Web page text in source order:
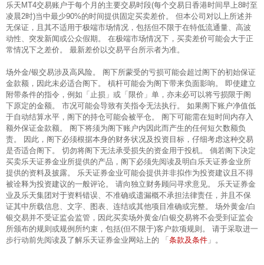
乐天MT4交易账户于每个月的主要交易时段(每个交易日香港时间早上8时至
凌晨2时)当中最少90%的时间提供固定买卖差价。 但本公司对以上所述并
无保证，且其不适用于极端市场情况，包括但不限于在特低流通量、高波
动性、突发新闻或公众假期。 在极端市场情况下，买卖差价可能会大于正
常情况下之差价。 最新差价以交易平台所示者为准。
场外金/银交易涉及高风险。 阁下所蒙受的亏损可能会超过阁下的初始保证
金款额，因此未必适合阁下。 槓杆可能会为阁下带来负面影响。 即使建立
附带条件的指令，例如「止损」或「限价」单，亦未必可以将亏损限于阁
下原定的金额。 市况可能会导致有关指令无法执行。 如果阁下账户净值低
于自动结算水平，阁下的持仓可能会被平仓。 阁下可能需在短时间内存入
额外保证金款额。 阁下将须为阁下账户内因此而产生的任何短欠数额负
责。 因此，阁下必须根据本身的财务状况及投资目标，仔细考虑这种交易
是否适合阁下。 切勿将阁下无法承受损失的资金用于投机。 倘若阁下决定
买卖乐天证券金业所提供的产品，阁下必须先阅读及明白乐天证券金业所
提供的资料及披露。 乐天证券金业可能会提供并非拟作为投资建议且不得
被诠释为投资建议的一般评论。 请向独立财务顾问寻求意见。 乐天证券金
业及乐天集团对于资料错误、不准确或遗漏概不承担法律责任，并且不保
证其中所载信息、文字、图表、连结或其他项目准确或完整。 场外黄金/白
银交易并不受证监会监管，因此买卖场外黄金/白银交易将不会受到证监会
所颁布的规则或规例所约束，包括(但不限于)客户款项规则。 请于采取进一
步行动前先阅读及了解乐天证券金业网站上的 「 条款及条件 」。